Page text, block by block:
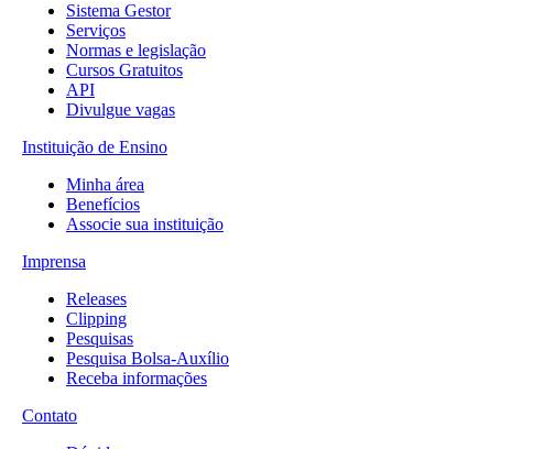
Sistema Gestor
Serviços
Normas e legislação
Cursos Gratuitos
API
Divulgue vagas
Instituição de Ensino
Minha área
Benefícios
Associe sua instituição
Imprensa
Releases
Clipping
Pesquisas
Pesquisa Bolsa-Auxílio
Receba informações
Contato